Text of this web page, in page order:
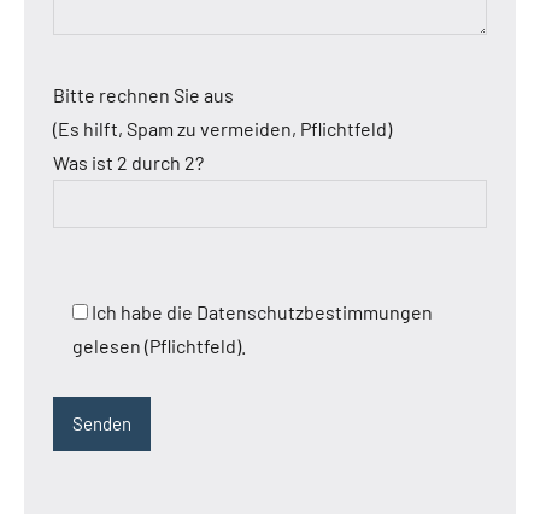
Bitte rechnen Sie aus
(Es hilft, Spam zu vermeiden, Pflichtfeld)
Was ist 2 durch 2?
Ich habe die Datenschutzbestimmungen
gelesen (Pflichtfeld).